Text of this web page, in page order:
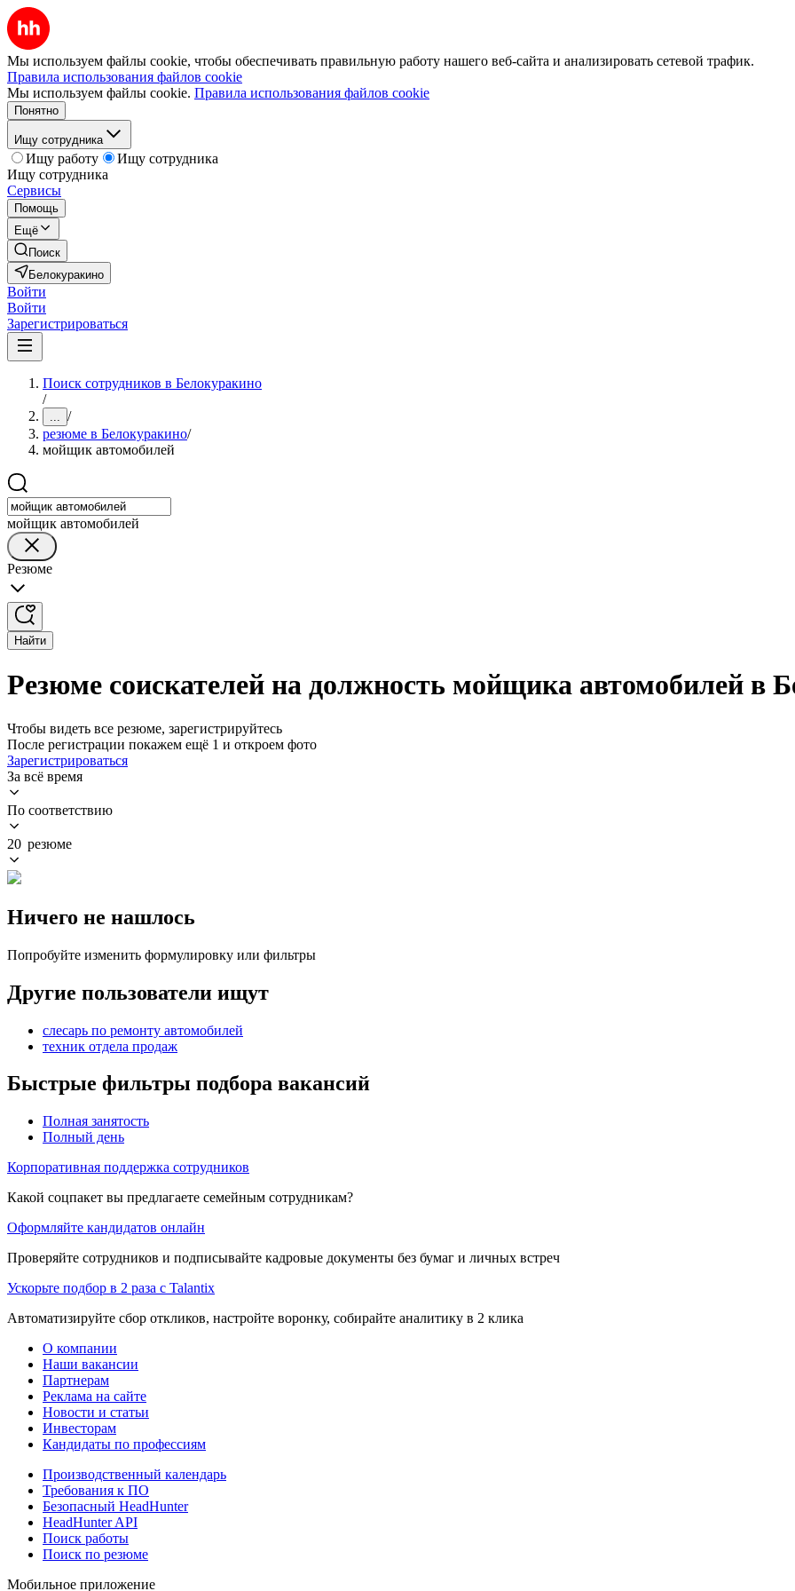
Мы используем файлы cookie, чтобы обеспечивать правильную работу нашего веб-сайта и анализировать сетевой трафик.
Правила использования файлов cookie
Мы используем файлы cookie. Правила использования файлов cookie
Понятно
Ищу сотрудника
Ищу работу
Ищу сотрудника
Ищу сотрудника
Сервисы
Помощь
Ещё
Поиск
Белокуракино
Войти
Войти
Зарегистрироваться
Поиск сотрудников в Белокуракино
/
... /
резюме в Белокуракино/
мойщик автомобилей
мойщик автомобилей
Резюме
Найти
Резюме соискателей на должность мойщика автомобилей в
Чтобы видеть все резюме, зарегистрируйтесь
После регистрации покажем ещё 1 и откроем фото
Зарегистрироваться
За всё время
По соответствию
20 резюме
Ничего не нашлось
Попробуйте изменить формулировку или фильтры
Другие пользователи ищут
слесарь по ремонту автомобилей
техник отдела продаж
Быстрые фильтры подбора вакансий
Полная занятость
Полный день
Корпоративная поддержка сотрудников
Какой соцпакет вы предлагаете семейным сотрудникам?
Оформляйте кандидатов онлайн
Проверяйте сотрудников и подписывайте кадровые документы без бумаг и личных встреч
Ускорьте подбор в 2 раза с Talantix
Автоматизируйте сбор откликов, настройте воронку, собирайте аналитику в 2 клика
О компании
Наши вакансии
Партнерам
Реклама на сайте
Новости и статьи
Инвесторам
Кандидаты по профессиям
Производственный календарь
Требования к ПО
Безопасный HeadHunter
HeadHunter API
Поиск работы
Поиск по резюме
Мобильное приложение